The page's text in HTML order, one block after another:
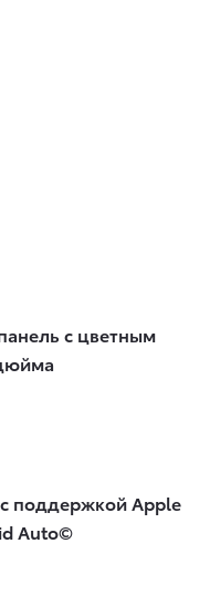
с цветным
поддержкой Apple
Auto​©